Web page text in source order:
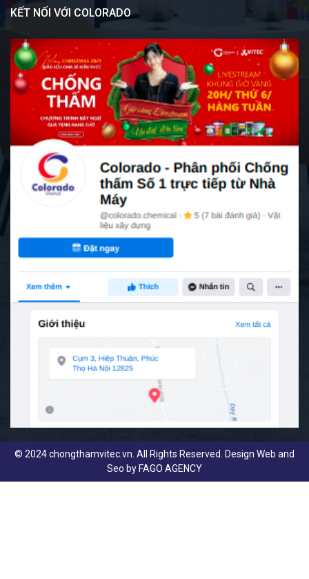
KẾT NỐI VỚI COLORADO
© 2024 chongthamvitec.vn. All Rights Reserved. Design Web and
Seo byFAGO AGENCY